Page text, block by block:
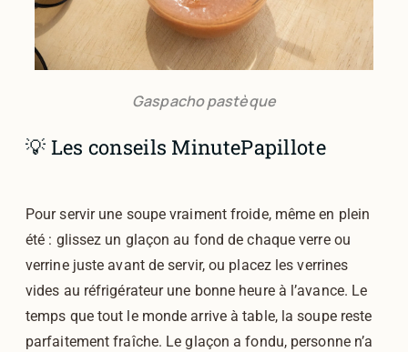
Gaspacho pastèque
💡 Les conseils MinutePapillote
Pour servir une soupe vraiment froide, même en plein
été : glissez un glaçon au fond de chaque verre ou
verrine juste avant de servir, ou placez les verrines
vides au réfrigérateur une bonne heure à l’avance. Le
temps que tout le monde arrive à table, la soupe reste
parfaitement fraîche. Le glaçon a fondu, personne n’a